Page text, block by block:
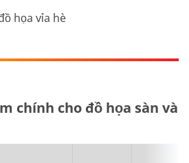
họa vỉa hè
chính cho đồ họa sàn và